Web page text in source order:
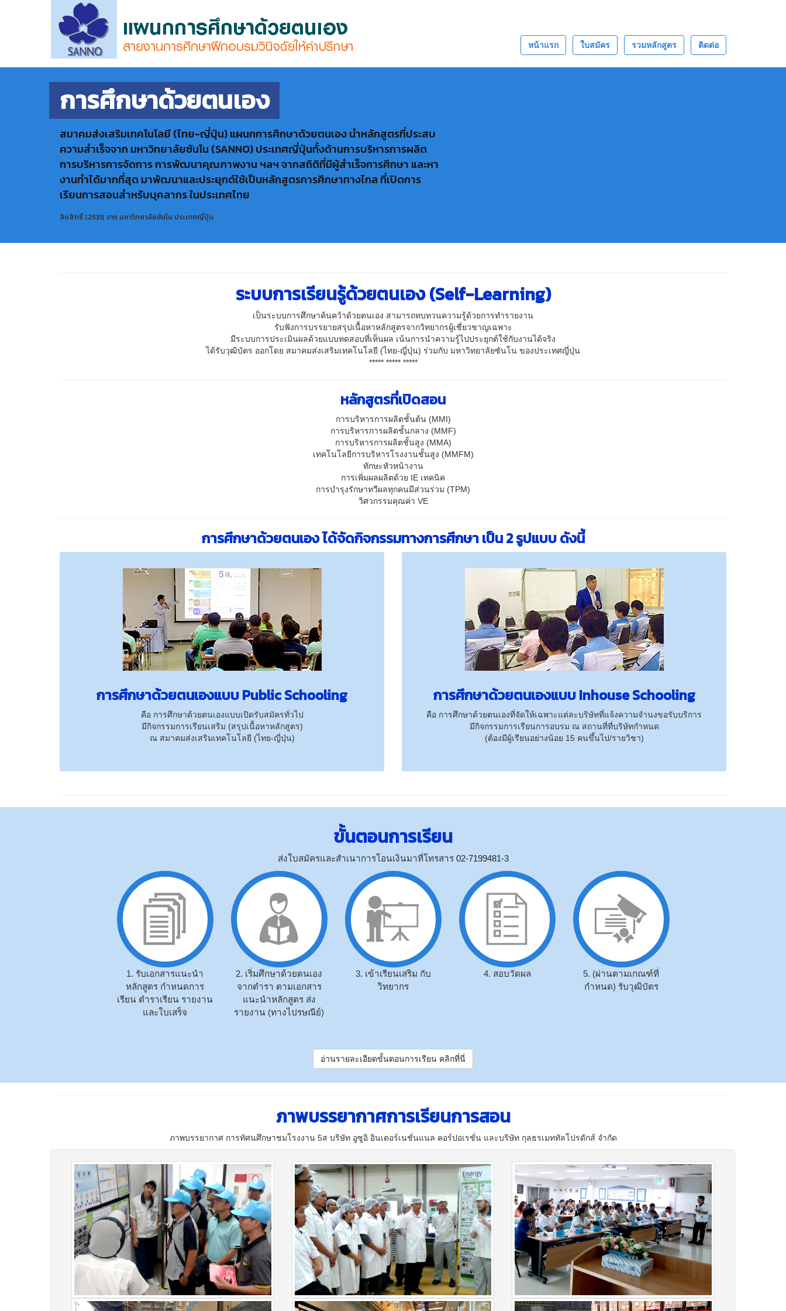
หน้าแรก ใบสมัคร รวมหลักสูตร ติดต่อ
การศึกษาด้วยตนเอง
สมาคมส่งเสริมเทคโนโลยี (ไทย-ญี่ปุ่น) แผนกการศึกษาด้วยตนเอง นำหลักสูตรที่ประสบ
ความสำเร็จจาก มหาวิทยาลัยซันโน (SANNO) ประเทศญี่ปุ่นทั้งด้านการบริหารการผลิต
การบริหารการจัดการ การพัฒนาคุณภาพงาน ฯลฯ จากสถิติที่มีผู้สำเร็จการศึกษา และหา
งานทำได้มากที่สุด มาพัฒนาและประยุกต์ใช้เป็นหลักสูตรการศึกษาทางไกล ที่เปิดการ
เรียนการสอนสำหรับบุคลากร ในประเทศไทย
ลิขสิทธิ์ (2531) จาก มหาวิทยาลัยซันโน ประเทศญี่ปุ่น
ระบบการเรียนรู้ด้วยตนเอง (Self-Learning)
เป็นระบบการศึกษาค้นคว้าด้วยตนเอง สามารถทบทวนความรู้ด้วยการทำรายงาน
รับฟังการบรรยายสรุปเนื้อหาหลักสูตรจากวิทยากรผู้เชี่ยวชาญเฉพาะ
มีระบบการประเมินผลด้วยแบบทดสอบที่เห็นผล เน้นการนำความรู้ไปประยุกต์ใช้กับงานได้จริง
ได้รับวุฒิบัตร ออกโดย สมาคมส่งเสริมเทคโนโลยี (ไทย-ญี่ปุ่น) ร่วมกับ มหาวิทยาลัยซันโน ของประเทศญี่ปุ่น
***** ***** *****
หลักสูตรที่เปิดสอน
การบริหารการผลิตชั้นต้น (MMI)
การบริหารการผลิตชั้นกลาง (MMF)
การบริหารการผลิตชั้นสูง (MMA)
เทคโนโลยีการบริหารโรงงานชั้นสูง (MMFM)
ทักษะหัวหน้างาน
การเพิ่มผลผลิตด้วย IE เทคนิค
การบำรุงรักษาทวีผลทุกคนมีส่วนร่วม (TPM)
วิศวกรรมคุณค่า VE
การศึกษาด้วยตนเอง ได้จัดกิจกรรมทางการศึกษา เป็น 2 รูปแบบ ดังนี้
การศึกษาด้วยตนเองแบบ Public Schooling
คือ การศึกษาด้วยตนเองแบบเปิดรับสมัครทั่วไป
มีกิจกรรมการเรียนเสริม (สรุปเนื้อหาหลักสูตร)
ณ สมาคมส่งเสริมเทคโนโลยี (ไทย-ญี่ปุ่น)
การศึกษาด้วยตนเองแบบ Inhouse Schooling
คือ การศึกษาด้วยตนเองที่จัดให้เฉพาะแต่ละบริษัทที่แจ้งความจำนงขอรับบริการ
มีกิจกรรมการเรียนการอบรม ณ สถานที่ที่บริษัทกำหนด
(ต้องมีผู้เรียนอย่างน้อย 15 คนขึ้นไป/รายวิชา)
ขั้นตอนการเรียน
ส่งใบสมัครและสำเนาการโอนเงินมาที่โทรสาร 02-7199481-3
1. รับเอกสารแนะนำ
หลักสูตร กำหนดการ
เรียน ตำราเรียน รายงาน
และใบเสร็จ
2. เริ่มศึกษาด้วยตนเอง
จากตำรา ตามเอกสาร
แนะนำหลักสูตร ส่ง
รายงาน (ทางไปรษณีย์)
3. เข้าเรียนเสริม กับ
วิทยากร
4. สอบวัดผล
5. (ผ่านตามเกณฑ์ที่
กำหนด) รับวุฒิบัตร
อ่านรายละเอียดขั้นตอนการเรียน คลิกที่นี่
ภาพบรรยากาศการเรียนการสอน
ภาพบรรยากาศ การทัศนศึกษาชมโรงงาน 5ส บริษัท อูซูอิ อินเตอร์เนชั่นแนล คอร์ปอเรชั่น และบริษัท กุลธรเมททัลโปรดักส์ จำกัด